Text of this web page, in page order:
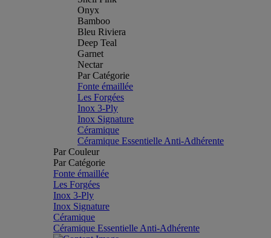
Onyx
Bamboo
Bleu Riviera
Deep Teal
Garnet
Nectar
Par Catégorie
Fonte émaillée
Les Forgées
Inox 3-Ply
Inox Signature
Céramique
Céramique Essentielle Anti-Adhérente
Par Couleur
Par Catégorie
Fonte émaillée
Les Forgées
Inox 3-Ply
Inox Signature
Céramique
Céramique Essentielle Anti-Adhérente